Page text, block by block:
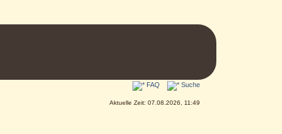
FAQ Suche
Aktuelle Zeit: 07.08.2026, 11:49